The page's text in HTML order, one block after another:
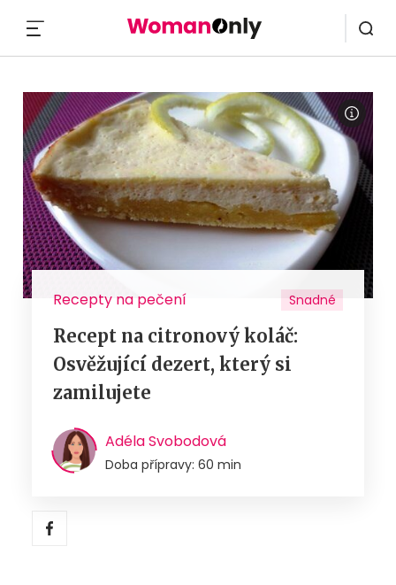
Recepty na pečení Snadné
Recept na citronový koláč:
Osvěžující dezert, který si
zamilujete
Adéla Svobodová
Doba přípravy: 60 min